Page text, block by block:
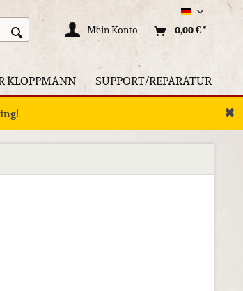
Deutsch
Mein Konto
0,00 € *
KLOPPMANN SUPPORT/REPARATUR
✖